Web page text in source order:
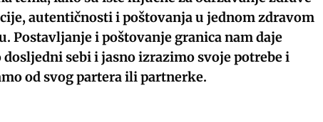
autentičnosti i poštovanja u jednom zdravom
Postavljanje i poštovanje granica nam daje
sebi i jasno izrazimo svoje potrebe i
od svog partera ili partnerke.